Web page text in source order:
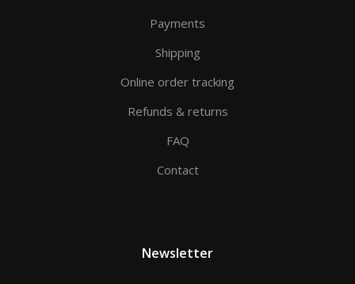
Payments
Shipping
Online order tracking
Refunds & returns
FAQ
Contact
Newsletter